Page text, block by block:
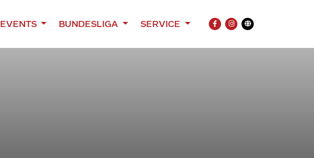
EVENTS BUNDESLIGA SERVICE
FACEBOOK
INSTAGRAM
Übersetzung